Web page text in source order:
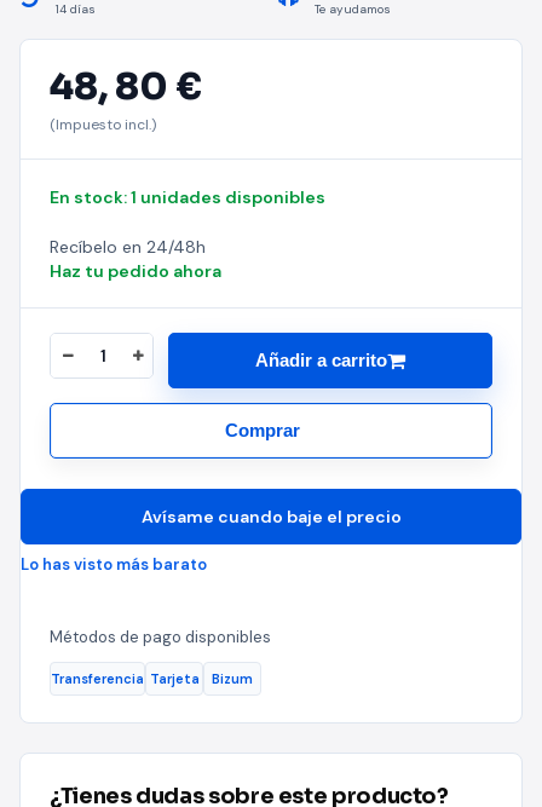
14 días Te ayudamos
48,80 €
(Impuesto incl.)
En stock: 1 unidades disponibles
Recíbelo en 24/48h
Haz tu pedido ahora
Añadir a carrito
Comprar
Avísame cuando baje el precio
Lo has visto más barato
Métodos de pago disponibles
Transferencia Tarjeta Bizum
¿Tienes dudas sobre este producto?